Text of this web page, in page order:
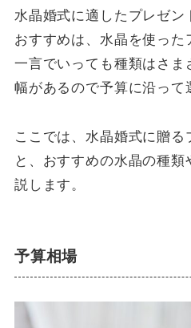
水晶婚式に適したプレゼン
おすすめは、水晶を使った
一言でいっても種類はさま
幅があるので予算に沿って
ここでは、水晶婚式に贈
と、おすすめの水晶の種
説します。
予算相場